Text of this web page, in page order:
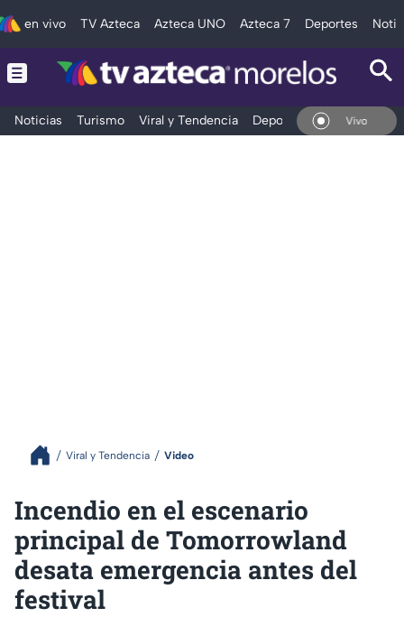
en vivo TV Azteca Azteca UNO Azteca 7 Deportes
Noticias Turismo Viral y Tendencia Deportes Espectáculos
En Vivo
Viral y Tendencia Video
Incendio en el escenario
principal de Tomorrowland
desata emergencia antes del
festival